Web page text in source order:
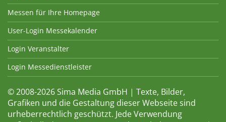
Messen für Ihre Homepage
User-Login Messekalender
Login Veranstalter
Login Messedienstleister
© 2008-2026 Sima Media GmbH | Texte, Bilder,
Grafiken und die Gestaltung dieser Webseite sind
urheberrechtlich geschützt. Jede Verwendung